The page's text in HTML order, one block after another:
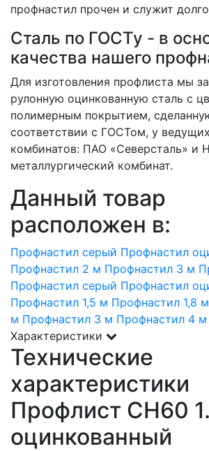
профнастил прочен и служит
Сталь по ГОСТу - в
качества нашего
Для изготовления профлиста мы
рулонную оцинкованную сталь с
полимерным покрытием,
соответствии с ГОСТом, у
комбинатов: ПАО «Северсталь» и
металлургический комбинат.
Данный товар
расположен в:
Профнастил серый Профнастил
Профнастил 2 м Профнастил 3 м
Профнастил серый Профнастил
Профнастил 1,5 м Профнастил 1,8 м
м Профнастил 3 м Профнастил 4 м
Характеристики
Технические
характеристики
Профлист СН60
оцинкованный